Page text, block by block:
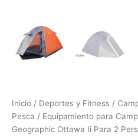
Inicio / Deportes y Fitness /
Pesca / Equipamiento para
Geographic Ottawa Ii Para 2